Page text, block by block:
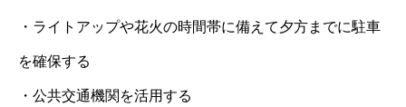
・ライトアップや花火の時間帯に備えて夕方までに駐車
を確保する
・公共交通機関を活用する